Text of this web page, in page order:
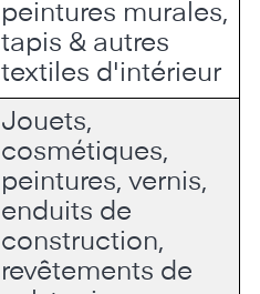
peintures murales,
tapis & autres
textiles d'intérieur
Jouets,
cosmétiques,
peintures, vernis,
enduits de
construction,
revêtements de